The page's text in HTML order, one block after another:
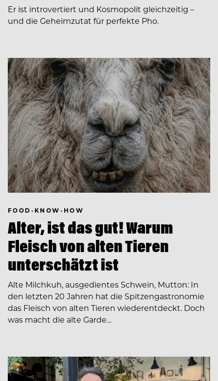
Er ist introvertiert und Kosmopolit gleichzeitig –
und die Geheimzutat für perfekte Pho.
FOOD-KNOW-HOW
Alter, ist das gut! Warum
Fleisch von alten Tieren
unterschätzt ist
Alte Milchkuh, ausgedientes Schwein, Mutton: In
den letzten 20 Jahren hat die Spitzengastronomie
das Fleisch von alten Tieren wiederentdeckt. Doch
was macht die alte Garde…